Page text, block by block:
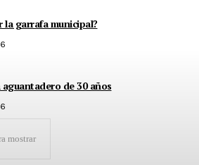
la garrafa municipal?
de 30 años
mostrar